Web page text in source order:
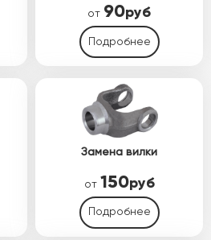
от 90руб
Подробнее
Замена вилки
от 150руб
Подробнее